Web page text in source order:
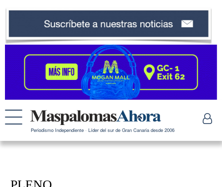
Periodismo Independiente · Líder del sur de Gran Canaria desde 2006